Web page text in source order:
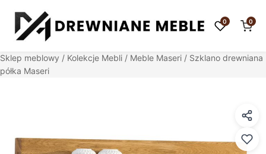
0 0
Sklep meblowy / Kolekcje Mebli / Meble Maseri / Szklano drewniana
półka Maseri